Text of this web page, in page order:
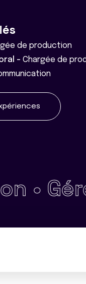
de production
- Chargée de
Gérer